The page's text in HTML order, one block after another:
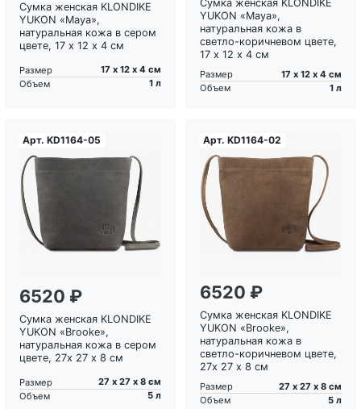
Сумка женская KLONDIKE
YUKON «Maya»,
натуральная кожа в сером
цвете, 17 х 12 х 4 см
Размер
17 х 12 х 4 см
Объем
1 л
Сумка женская KLONDIKE
YUKON «Maya»,
натуральная кожа в
светло-коричневом цвете,
17 х 12 х 4 см
Размер
17 х 12 х 4 см
Объем
1 л
Арт. KD1164-05
6520 ₽
Сумка женская KLONDIKE
YUKON «Brooke»,
натуральная кожа в сером
цвете, 27х 27 х 8 см
Размер
27 х 27 х 8 см
Объем
5 л
Арт. KD1164-02
6520 ₽
Сумка женская KLONDIKE
YUKON «Brooke»,
натуральная кожа в
светло-коричневом цвете,
27х 27 х 8 см
Размер
27 х 27 х 8 см
Объем
5 л